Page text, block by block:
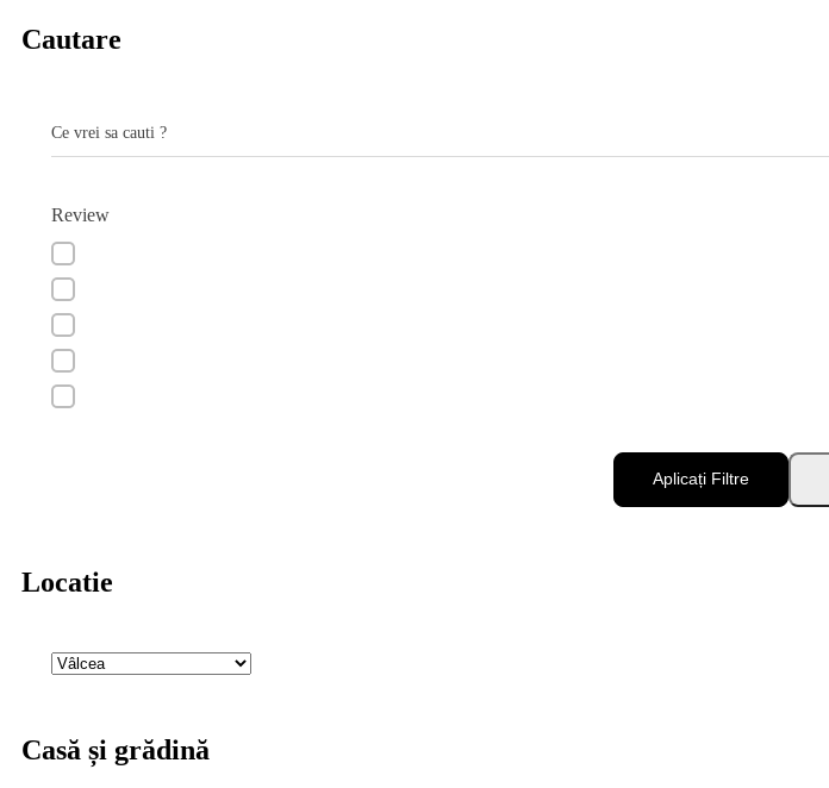
Cautare
Ce vrei sa cauti ?
Review
Aplicați Filtre
Locatie
Casă și grădină